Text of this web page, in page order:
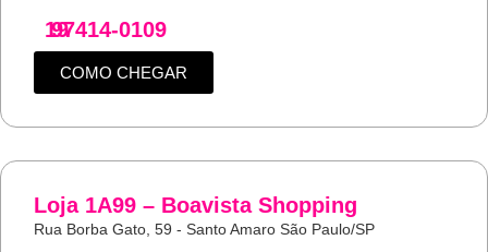
19
97414-0109
COMO CHEGAR
Loja 1A99 – Boavista Shopping
Rua Borba Gato, 59 - Santo Amaro São Paulo/SP